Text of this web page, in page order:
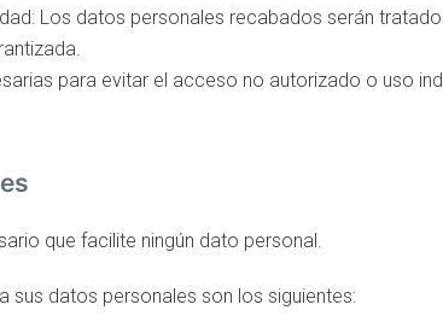
Los datos personales recabados serán
para evitar el acceso no autorizado o uso
que facilite ningún dato personal.
sus datos personales son los siguientes: